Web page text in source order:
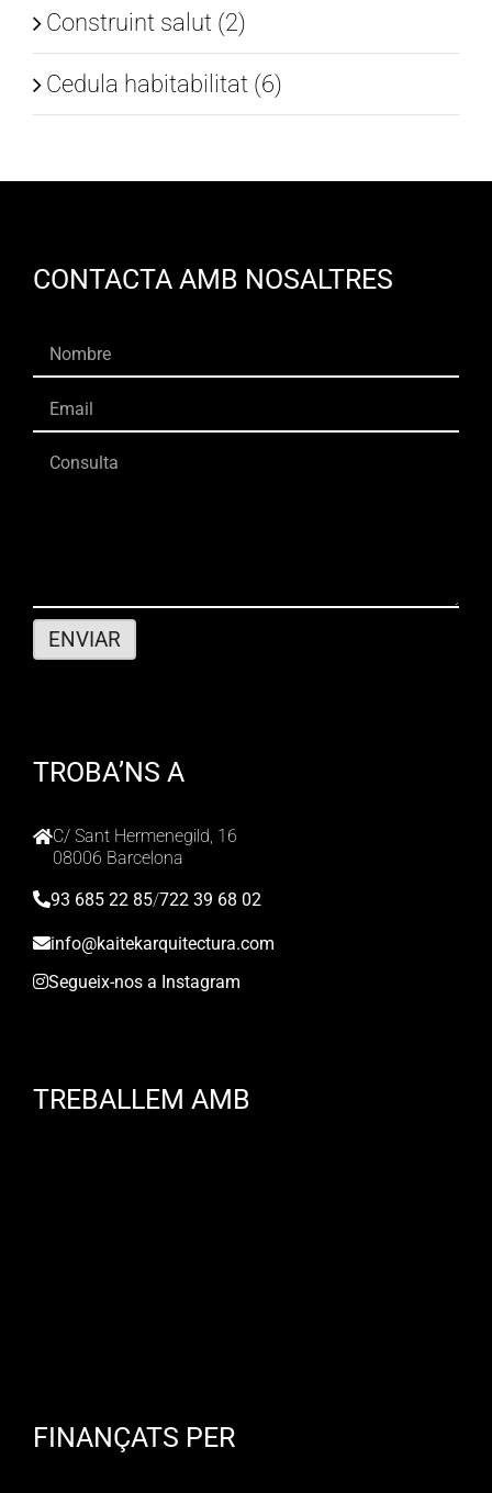
Construint salut (2)
Cedula habitabilitat (6)
CONTACTA AMB NOSALTRES
TROBA’NS A
C/ Sant Hermenegild, 16
08006 Barcelona
93 685 22 85/722 39 68 02
info@kaitekarquitectura.com
Segueix-nos a Instagram
TREBALLEM AMB
FINANÇATS PER